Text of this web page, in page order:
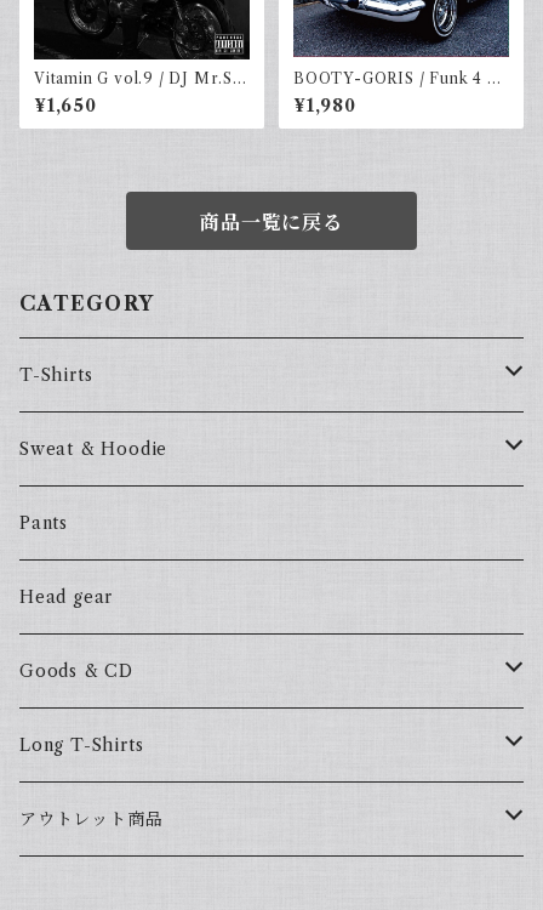
Vitamin G vol.9 / DJ Mr.SH
U-G
¥1,650
BOOTY-GORIS / Funk 4 Li
fe vol.10 (2MIXCD)
¥1,980
商品一覧に戻る
CATEGORY
T-Shirts
57Fake
ALL HOOD
HOODSTAR
BIG HOMIE
Sweat & Hoodie
57Fake
ALL HOOD
HOODSTAR
BIG HOMIE
Pants
Head gear
Goods & CD
Mix CD
YamaGata Playerz
Long T-Shirts
ALLHOOD
アウトレット商品